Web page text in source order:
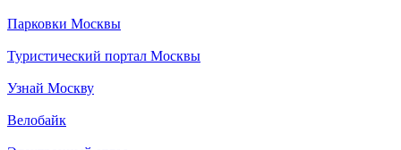
Парковки Москвы
Туристический портал Москвы
Узнай Москву
Велобайк